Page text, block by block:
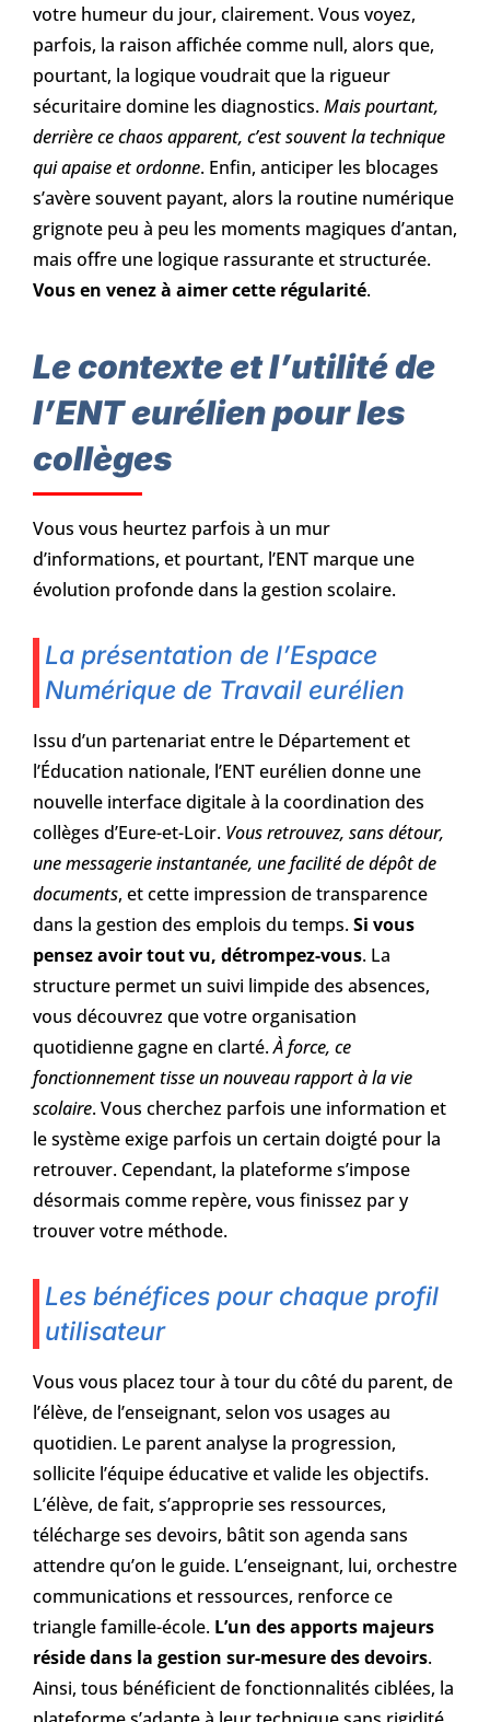
votre humeur du jour, clairement. Vous voyez,
parfois, la raison affichée comme null, alors que,
pourtant, la logique voudrait que la rigueur
sécuritaire domine les diagnostics.Mais pourtant,
derrière ce chaos apparent, c’est souvent la technique
qui apaise et ordonne. Enfin, anticiper les blocages
s’avère souvent payant, alors la routine numérique
grignote peu à peu les moments magiques d’antan,
mais offre une logique rassurante et structurée.
Vous en venez à aimer cette régularité.
Le contexte et l’utilité de
l’ENT eurélien pour les
collèges
Vous vous heurtez parfois à un mur
d’informations, et pourtant, l’ENT marque une
évolution profonde dans la gestion scolaire.
La présentation de l’Espace
Numérique de Travail eurélien
Issu d’un partenariat entre le Département et
l’Éducation nationale, l’ENT eurélien donne une
nouvelle interface digitale à la coordination des
collèges d’Eure-et-Loir. Vous retrouvez, sans détour,
une messagerie instantanée, une facilité de dépôt de
documents, et cette impression de transparence
dans la gestion des emplois du temps.Si vous
pensez avoir tout vu, détrompez-vous. La
structure permet un suivi limpide des absences,
vous découvrez que votre organisation
quotidienne gagne en clarté.À force, ce
fonctionnement tisse un nouveau rapport à la vie
scolaire. Vous cherchez parfois une information et
le système exige parfois un certain doigté pour la
retrouver. Cependant, la plateforme s’impose
désormais comme repère, vous finissez par y
trouver votre méthode.
Les bénéfices pour chaque profil
utilisateur
Vous vous placez tour à tour du côté du parent, de
l’élève, de l’enseignant, selon vos usages au
quotidien. Le parent analyse la progression,
sollicite l’équipe éducative et valide les objectifs.
L’élève, de fait, s’approprie ses ressources,
télécharge ses devoirs, bâtit son agenda sans
attendre qu’on le guide. L’enseignant, lui, orchestre
communications et ressources, renforce ce
triangle famille-école. L’un des apports majeurs
réside dans la gestion sur-mesure des devoirs.
Ainsi, tous bénéficient de fonctionnalités ciblées, la